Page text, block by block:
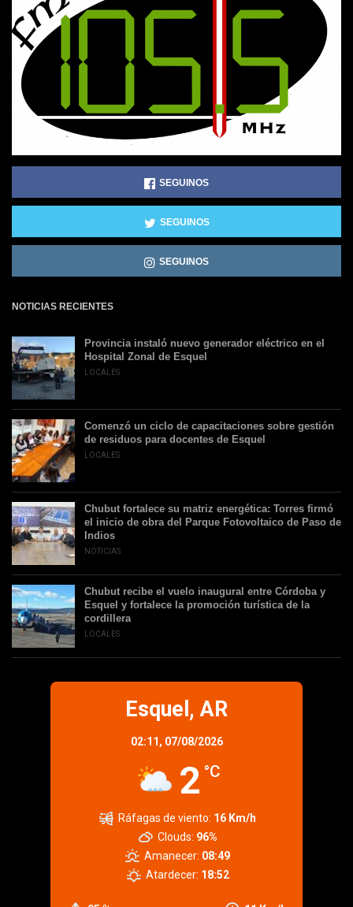
SEGUINOS
SEGUINOS
SEGUINOS
NOTICIAS RECIENTES
Provincia instaló nuevo generador eléctrico en el
Hospital Zonal de Esquel
LOCALES
Comenzó un ciclo de capacitaciones sobre gestión
de residuos para docentes de Esquel
LOCALES
Chubut fortalece su matriz energética: Torres firmó
el inicio de obra del Parque Fotovoltaico de Paso de
Indios
NOTICIAS
Chubut recibe el vuelo inaugural entre Córdoba y
Esquel y fortalece la promoción turística de la
cordillera
LOCALES
Esquel, AR
02:11, 07/08/2026
2 °C
Ráfagas de viento: 16 Km/h
Clouds: 96%
Amanecer: 08:49
Atardecer: 18:52